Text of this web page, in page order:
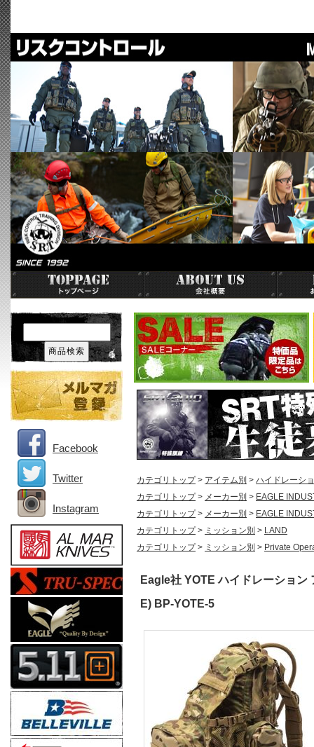
カテゴリトップ> アイテム別 > ハイドレーシ
カテゴリトップ> メーカー別 > EAGLE
カテゴリトップ> メーカー別 > EAGLE
カテゴリトップ> ミッション別 > LAND
カテゴリトップ> ミッション別 > Private
Eagle社 YOTE ハイドレーション
E) BP-YOTE-5
Facebook
Twitter
Instagram